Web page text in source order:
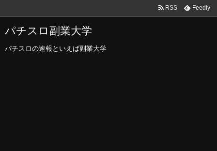
パチスロ副業大学
パチスロの速報といえば副業大学
RSS Feedly